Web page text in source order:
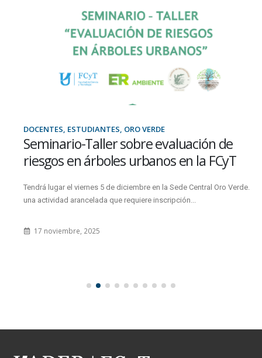
DOCENTES, ESTUDIANTES, ORO VERDE
Seminario-Taller sobre evaluación de
riesgos en árboles urbanos en la FCyT
Tendrá lugar el viernes 5 de diciembre en la Sede Central Oro Verde. Es
una actividad arancelada que requiere inscripción...
17 noviembre, 2025